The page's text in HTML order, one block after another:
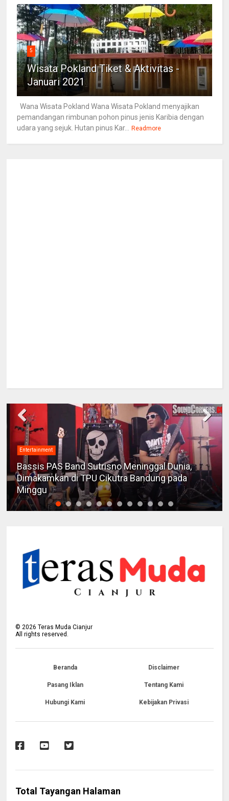
5
Wisata Pokland Tiket & Aktivitas -
Januari 2021
Wana Wisata Pokland Wana Wisata Pokland menyajikan
pemandangan rimbunan pohon pinus jenis Karibia dengan
udara yang sejuk. Hutan pinus Kar... Readmore
Entertainment
Bassis PAS Band Sutrisno Meninggal Dunia,
Dimakamkan di TPU Cikutra Bandung pada
Minggu
©2026 Teras Muda Cianjur
All rights reserved.
Beranda Disclaimer
Pasang Iklan Tentang Kami
Hubungi Kami Kebijakan Privasi
Total Tayangan Halaman